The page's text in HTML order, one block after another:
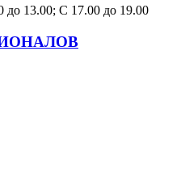
до 13.00; С 17.00 до 19.00